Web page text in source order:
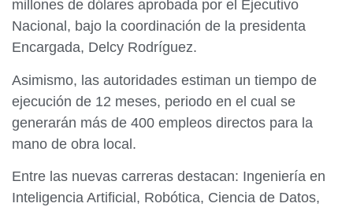
millones de dólares aprobada por el Ejecutivo
Nacional, bajo la coordinación de la presidenta
Encargada, Delcy Rodríguez.
Asimismo, las autoridades estiman un tiempo de
ejecución de 12 meses, periodo en el cual se
generarán más de 400 empleos directos para la
mano de obra local.
Entre las nuevas carreras destacan: Ingeniería en
Inteligencia Artificial, Robótica, Ciencia de Datos,